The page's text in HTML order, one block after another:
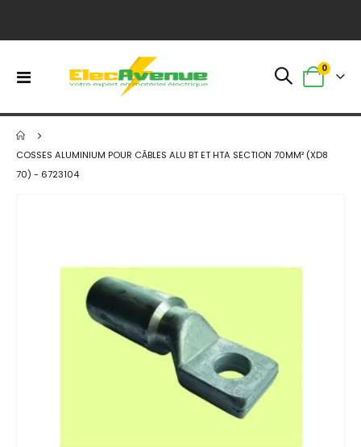
Basculer
Panier
0
COSSES ALUMINIUM POUR CÂBLES ALU BT ET HTA SECTION 70MM² (XD8
70) - 6723104